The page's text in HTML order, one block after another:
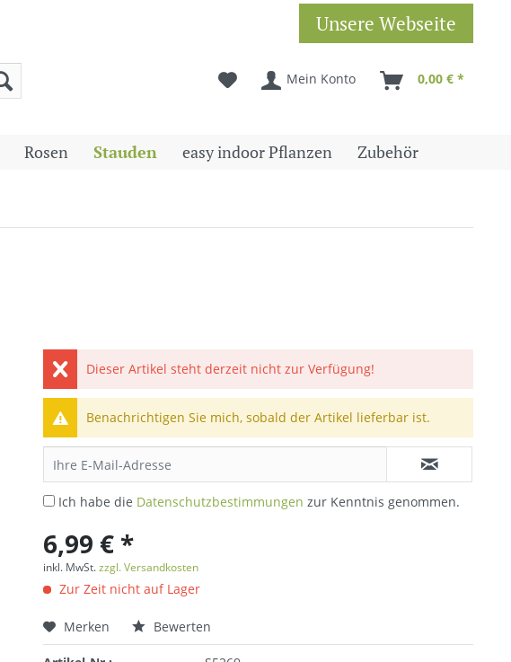
Unsere Webseite
Mein Konto 0,00 € *
Rosen Stauden easy indoor Pflanzen Zubehör
Dieser Artikel steht derzeit nicht zur Verfügung!
Benachrichtigen Sie mich, sobald der Artikel lieferbar ist.
Ich habe die Datenschutzbestimmungen zur Kenntnis genommen.
6,99 € *
inkl. MwSt.zzgl. Versandkosten
Zur Zeit nicht auf Lager
Merken Bewerten